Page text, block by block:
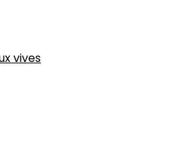
vives